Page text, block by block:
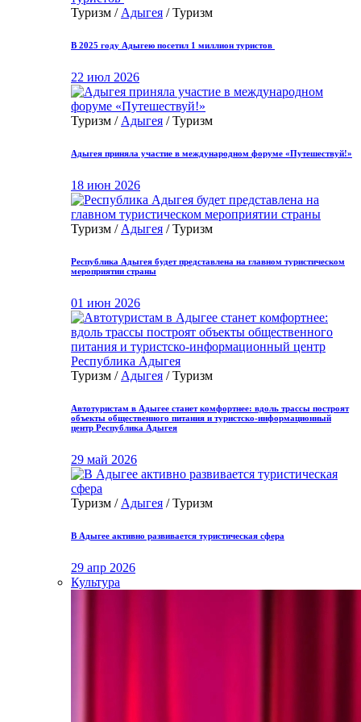
Туризм /Адыгея / Туризм
В 2025 году Адыгею посетил 1 миллион туристов
22 июл 2026
Туризм / Адыгея / Туризм
Адыгея приняла участие в международном форуме «Путешествуй!»
18 июн 2026
Туризм / Адыгея / Туризм
Республика Адыгея будет представлена на главном туристическом
мероприятии страны
01 июн 2026
Туризм / Адыгея / Туризм
Автотуристам в Адыгее станет комфортнее: вдоль трассы построят
объекты общественного питания и туристско-информационный
центр Республика Адыгея
29 май 2026
Туризм / Адыгея / Туризм
В Адыгее активно развивается туристическая сфера
29 апр 2026
Культура